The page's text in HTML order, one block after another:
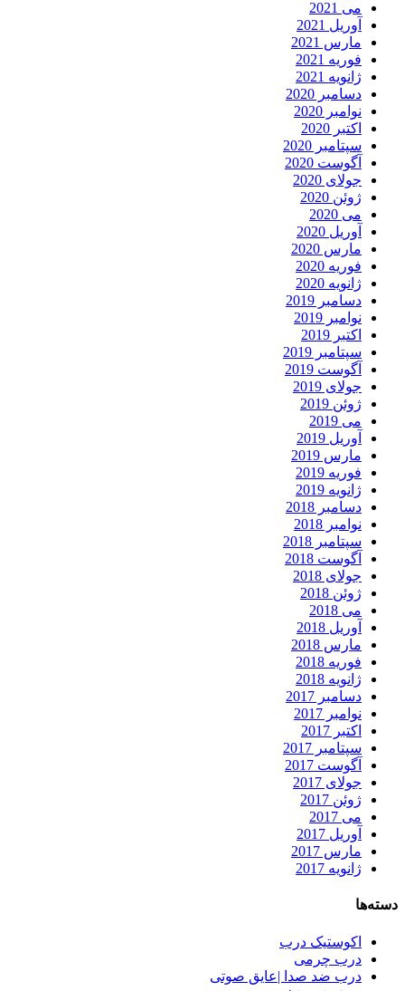
می 2021
آوریل 2021
مارس 2021
فوریه 2021
ژانویه 2021
دسامبر 2020
نوامبر 2020
اکتبر 2020
سپتامبر 2020
آگوست 2020
جولای 2020
ژوئن 2020
می 2020
آوریل 2020
مارس 2020
فوریه 2020
ژانویه 2020
دسامبر 2019
نوامبر 2019
اکتبر 2019
سپتامبر 2019
آگوست 2019
جولای 2019
ژوئن 2019
می 2019
آوریل 2019
مارس 2019
فوریه 2019
ژانویه 2019
دسامبر 2018
نوامبر 2018
سپتامبر 2018
آگوست 2018
جولای 2018
ژوئن 2018
می 2018
آوریل 2018
مارس 2018
فوریه 2018
ژانویه 2018
دسامبر 2017
نوامبر 2017
اکتبر 2017
سپتامبر 2017
آگوست 2017
جولای 2017
ژوئن 2017
می 2017
آوریل 2017
مارس 2017
ژانویه 2017
دسته‌ها
اکوستیک درب
درب چرمی
درب ضد صدا |عایق صوتی